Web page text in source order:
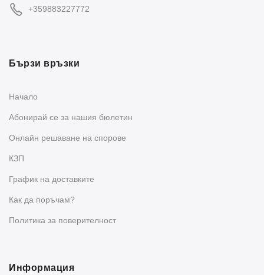
+359883227772
Бързи връзки
Начало
Абонирай се за нашия бюлетин
Oнлайн решаване на спорове
КЗП
График на доставките
Как да поръчам?
Политика за поверителност
Информация